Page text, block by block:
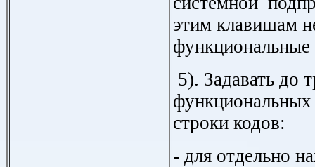
этим клавишам
функциональные
5). Задавать до
строки кодов:
- для отдельно